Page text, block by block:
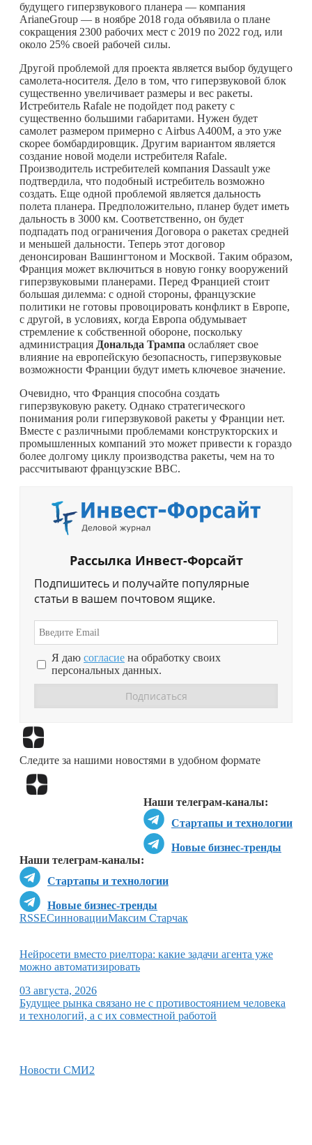
будущего гиперзвукового планера — компания
ArianeGroup — в ноябре 2018 года объявила о плане
сокращения 2300 рабочих мест с 2019 по 2022 год, или
около 25% своей рабочей силы.
Другой проблемой для проекта является выбор будущего
самолета-носителя. Дело в том, что гиперзвуковой блок
существенно увеличивает размеры и вес ракеты.
Истребитель Rafale не подойдет под ракету с
существенно большими габаритами. Нужен будет
самолет размером примерно с Airbus A400M, а это уже
скорее бомбардировщик. Другим вариантом является
создание новой модели истребителя Rafale.
Производитель истребителей компания Dassault уже
подтвердила, что подобный истребитель возможно
создать. Еще одной проблемой является дальность
полета планера. Предположительно, планер будет иметь
дальность в 3000 км. Соответственно, он будет
подпадать под ограничения Договора о ракетах средней
и меньшей дальности. Теперь этот договор
денонсирован Вашингтоном и Москвой. Таким образом,
Франция может включиться в новую гонку вооружений
гиперзвуковыми планерами. Перед Францией стоит
большая дилемма: с одной стороны, французские
политики не готовы провоцировать конфликт в Европе,
с другой, в условиях, когда Европа обдумывает
стремление к собственной обороне, поскольку
администрация Дональда Трампа ослабляет свое
влияние на европейскую безопасность, гиперзвуковые
возможности Франции будут иметь ключевое значение.
Очевидно, что Франция способна создать
гиперзвуковую ракету. Однако стратегического
понимания роли гиперзвуковой ракеты у Франции нет.
Вместе с различными проблемами конструкторских и
промышленных компаний это может привести к гораздо
более долгому циклу производства ракеты, чем на то
рассчитывают французские ВВС.
Рассылка Инвест-Форсайт
Подпишитесь и получайте популярные
статьи в вашем почтовом ящике.
Я даю согласие на обработку своих
персональных данных.
Следите за нашими новостями в удобном формате
Наши телеграм-каналы:
Стартапы и технологии
Новые бизнес-тренды
Наши телеграм-каналы:
Стартапы и технологии
Новые бизнес-тренды
RSSЕСинновацииМаксим Старчак
Нейросети вместо риелтора: какие задачи агента уже
можно автоматизировать
03 августа, 2026
Будущее рынка связано не с противостоянием человека
и технологий, а с их совместной работой
Новости СМИ2